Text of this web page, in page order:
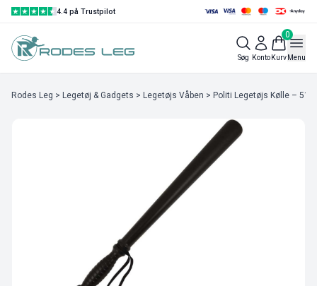
4.4 på Trustpilot
Søg Konto
0
KurvMenu
Rodes Leg > Legetøj & Gadgets > Legetøjs Våben > Politi Legetøjs Kølle – 51